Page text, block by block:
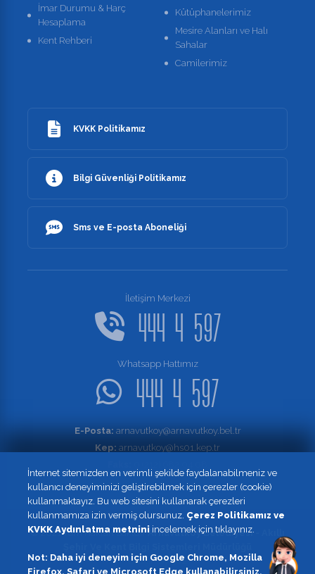
İmar Durumu & Harç
Hesaplama
Kent Rehberi
Kütüphanelerimiz
Mesire Alanları ve Halı
Sahalar
Camilerimiz
KVKK Politikamız
Bilgi Güvenliği Politikamız
Sms ve E-posta Aboneliği
İletişim Merkezi
444 4 597
Whatsapp Hattımız
444 4 597
E-Posta: arnavutkoy@arnavutkoy.bel.tr
Kep: arnavutkoy@hs01.kep.tr
© 2021 Tüm Hakları SakldırArnavutköy Belediyesi - Akıllı
design by362
İnternet sitemizden en verimli şekilde faydalanabilmeniz ve
kullanıcı deneyiminizi geliştirebilmek için çerezler (cookie)
kullanmaktayız. Bu web sitesini kullanarak çerezleri
kullanmamıza izin vermiş olursunuz. Çerez Politikamız ve
KVKK Aydınlatma metnini incelemek için tıklayınız.
Not: Daha iyi deneyim için Google Chrome, Mozilla
Firefox, Safari ve Microsoft Edge kullanabilirsiniz.